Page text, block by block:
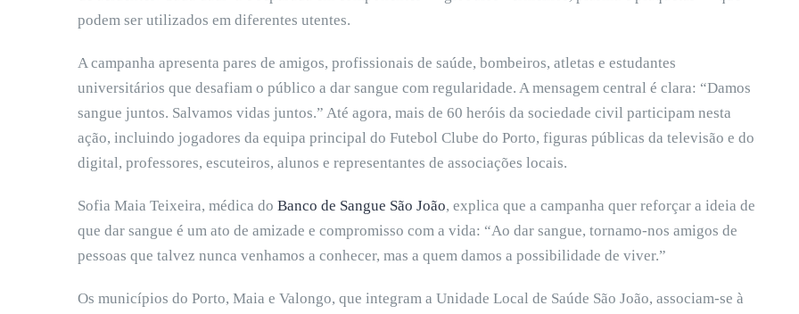
podem ser utilizados em diferentes utentes.
A campanha apresenta pares de amigos, profissionais de saúde, bombeiros, atletas e estudantes
universitários que desafiam o público a dar sangue com regularidade. A mensagem central é clara: “Damos
sangue juntos. Salvamos vidas juntos.” Até agora, mais de 60 heróis da sociedade civil participam nesta
ação, incluindo jogadores da equipa principal do Futebol Clube do Porto, figuras públicas da televisão e do
digital, professores, escuteiros, alunos e representantes de associações locais.
Sofia Maia Teixeira, médica do Banco de Sangue São João, explica que a campanha quer reforçar a ideia de
que dar sangue é um ato de amizade e compromisso com a vida: “Ao dar sangue, tornamo-nos amigos de
pessoas que talvez nunca venhamos a conhecer, mas a quem damos a possibilidade de viver.”
Os municípios do Porto, Maia e Valongo, que integram a Unidade Local de Saúde São João, associam-se à